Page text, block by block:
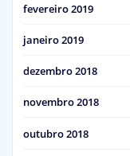
fevereiro 2019
janeiro 2019
dezembro 2018
novembro 2018
outubro 2018